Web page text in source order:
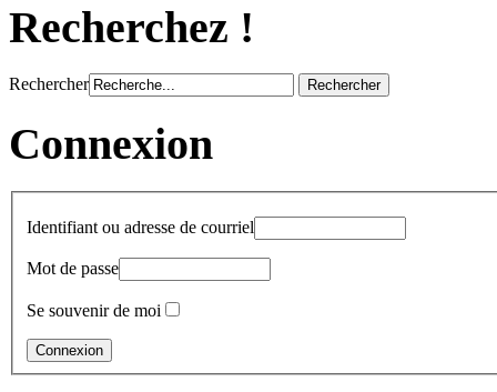
Recherchez !
Rechercher
Connexion
Identifiant ou adresse de courriel
Mot de passe
Se souvenir de moi